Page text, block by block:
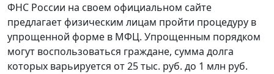
ФНС России на своем официальном сайте
предлагает физическим лицам пройти процедуру в
упрощенной форме в МФЦ. Упрощенным порядком
могут воспользоваться граждане, сумма долга
которых варьируется от 25 тыс. руб. до 1 млн руб.